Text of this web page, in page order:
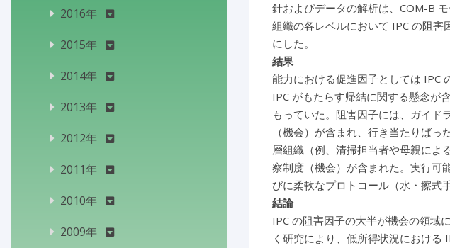
針およびデータの解析は、COM-B
組織の各レベルにおいて IPC の阻
にした。
結果
能力における促進因子としては IPC
IPC がもたらす帰結に関する懸念が
もっていた。阻害因子には、ガイド
（機会）が含まれ、行き当たりば
層組織（例、清掃担当者や母親によ
察制度（機会）が含まれた。実行可
びに柔軟なプロトコール（水・擦式
結論
IPC の阻害因子の大半が機会の領域
く研究により、低所得状況における
2016年
2015年
2014年
2013年
2012年
2011年
2010年
2009年